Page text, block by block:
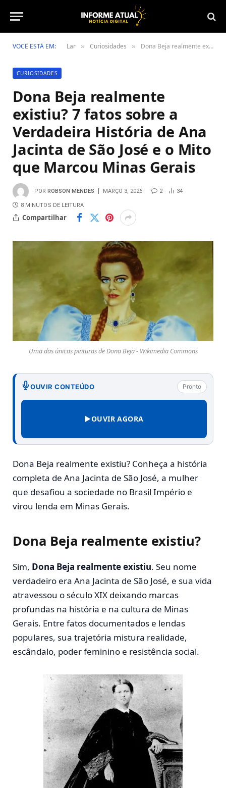
VOCÊ ESTÁ EM: Lar » Curiosidades » Dona Beja realmente existiu? 7 fatos sobre a Verdadeira História de Ana Jacinta de São José e o Mito que Marcou Minas Gerais
CURIOSIDADES
Dona Beja realmente
existiu? 7 fatos sobre a
Verdadeira História de Ana
Jacinta de São José e o Mito
que Marcou Minas Gerais
POR ROBSON MENDES MARÇO 3, 2026 2 34
8 MINUTOS DE LEITURA
Compartilhar
Uma das únicas pinturas de Dona Beja - Wikimedia Commons
OUVIR CONTEÚDO Pronto
▶OUVIR AGORA
Dona Beja realmente existiu? Conheça a história
completa de Ana Jacinta de São José, a mulher
que desafiou a sociedade no Brasil Império e
virou lenda em Minas Gerais.
Dona Beja realmente existiu?
Sim, Dona Beja realmente existiu. Seu nome
verdadeiro era Ana Jacinta de São José, e sua vida
atravessou o século XIX deixando marcas
profundas na história e na cultura de Minas
Gerais. Entre fatos documentados e lendas
populares, sua trajetória mistura realidade,
escândalo, poder feminino e resistência social.